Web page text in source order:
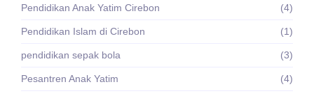
Pendidikan Anak Yatim Cirebon (4)
Pendidikan Islam di Cirebon (1)
pendidikan sepak bola (3)
Pesantren Anak Yatim (4)